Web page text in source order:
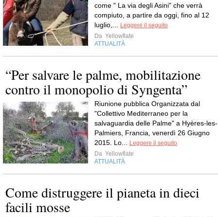
come " La via degli Asini" che verrà
compiuto, a partire da oggi, fino al 12
luglio,... Leggere il seguito
Da Yellowflate
ATTUALITÀ
“Per salvare le palme, mobilitazione
contro il monopolio di Syngenta”
Riunione pubblica Organizzata dal
"Collettivo Mediterraneo per la
salvaguardia delle Palme" a Hyères-les-
Palmiers, Francia, venerdì 26 Giugno
2015. Lo... Leggere il seguito
Da Yellowflate
ATTUALITÀ
Come distruggere il pianeta in dieci
facili mosse